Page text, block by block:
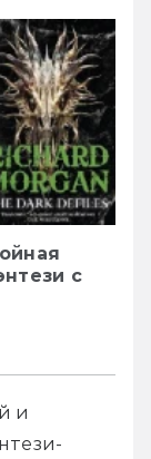
с
и